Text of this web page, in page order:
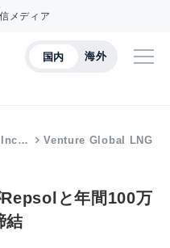
メディア
国内 海外
Inc… Venture Global LNG
と年間100万
結